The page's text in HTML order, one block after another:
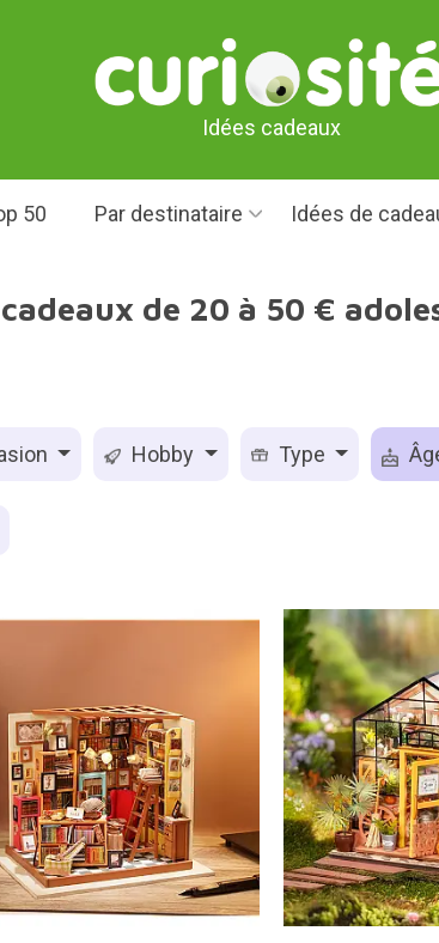
Idées cadeaux
50 Par destinataire Idées de
de 20 à 50 €
Hobby Type